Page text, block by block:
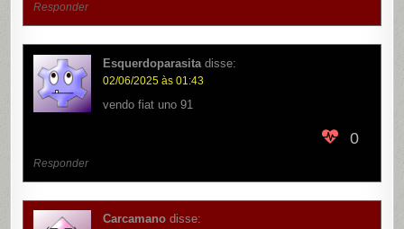
Responder
Esquerdoparasita disse:
02/06/2025 às 01:43
vendo fiat uno 91
0
Responder
Carcamano disse: